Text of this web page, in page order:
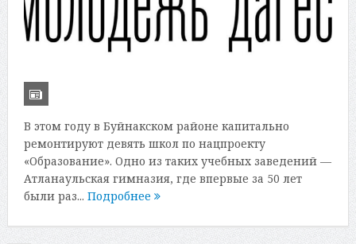
В этом году в Буйнакском районе капитально
ремонтируют девять школ по нацпроекту
«Образование». Одно из таких учебных заведений —
Атланаульская гимназия, где впервые за 50 лет
были раз... Подробнее